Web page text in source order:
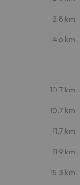
2.8 km
4.6 km
10.7 km
10.7 km
11.7 km
11.9 km
15.3 km